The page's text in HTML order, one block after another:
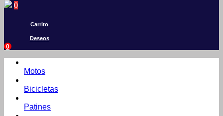
0
Carrito
Deseos
0
Motos
Bicicletas
Patines